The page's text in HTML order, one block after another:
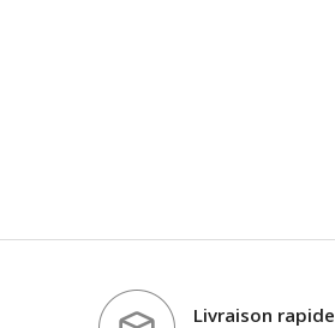
Livraison rapide